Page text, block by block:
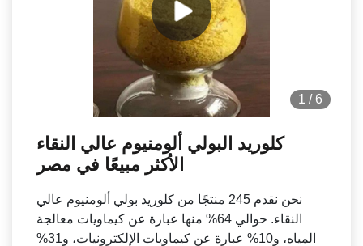
1 / 6
كلوريد البولي ألومنيوم عالي النقاء
الأكثر مبيعًا في مصر
نحن نقدم 245 منتجًا من كلوريد بولي ألومنيوم عالي
النقاء. حوالي 64% منها عبارة عن كيماويات معالجة
المياه، و10% عبارة عن كيماويات الإلكترونيات، و31%